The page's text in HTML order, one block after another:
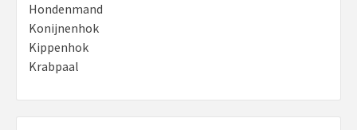
Hondenmand
Konijnenhok
Kippenhok
Krabpaal